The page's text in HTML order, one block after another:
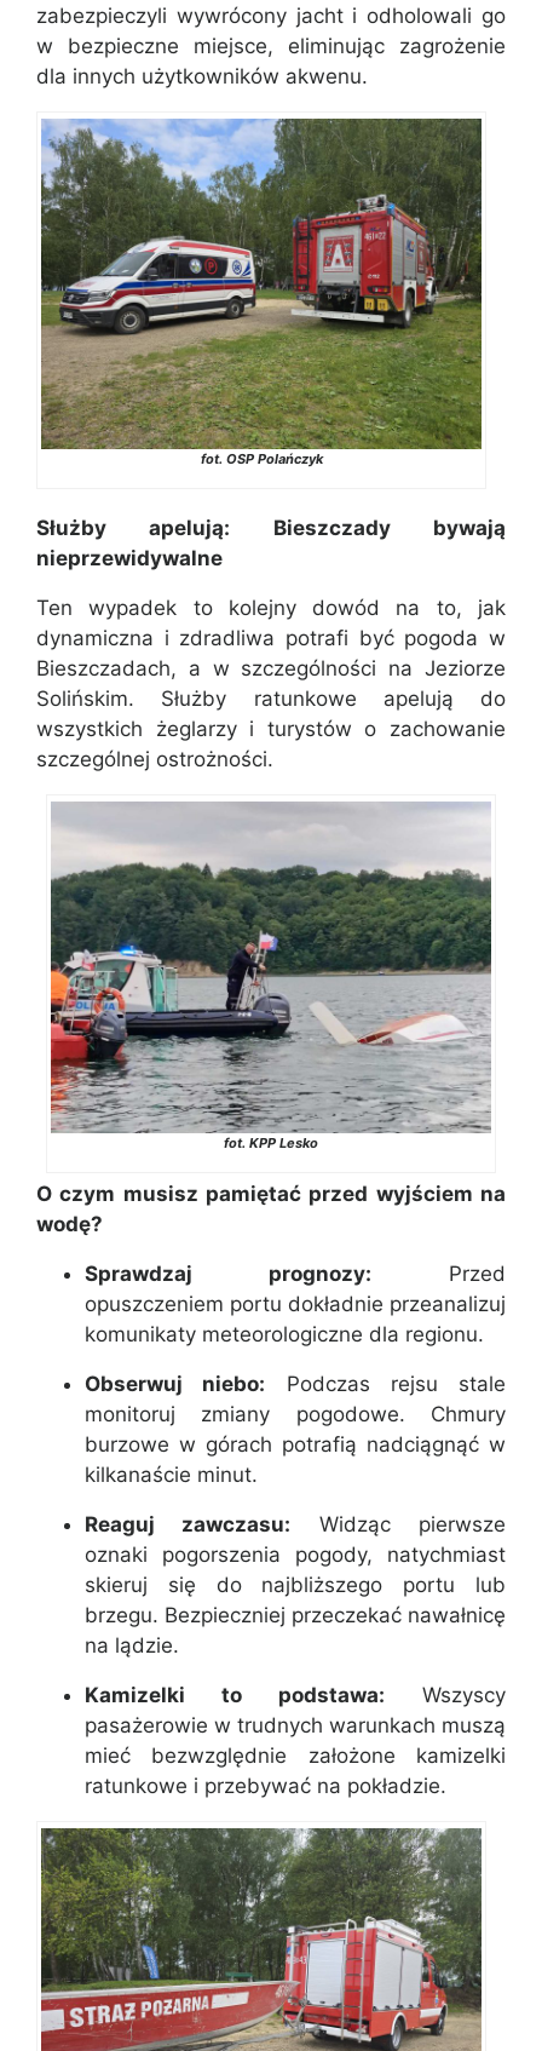
zabezpieczyli wywrócony jacht i odholowali go
w bezpieczne miejsce, eliminując zagrożenie
dla innych użytkowników akwenu.
fot. OSP Polańczyk
Służby apelują: Bieszczady bywają
nieprzewidywalne
Ten wypadek to kolejny dowód na to, jak
dynamiczna i zdradliwa potrafi być pogoda w
Bieszczadach, a w szczególności na Jeziorze
Solińskim. Służby ratunkowe apelują do
wszystkich żeglarzy i turystów o zachowanie
szczególnej ostrożności.
fot. KPP Lesko
O czym musisz pamiętać przed wyjściem na
wodę?
Sprawdzaj prognozy: Przed
opuszczeniem portu dokładnie przeanalizuj
komunikaty meteorologiczne dla regionu.
Obserwuj niebo: Podczas rejsu stale
monitoruj zmiany pogodowe. Chmury
burzowe w górach potrafią nadciągnąć w
kilkanaście minut.
Reaguj zawczasu: Widząc pierwsze
oznaki pogorszenia pogody, natychmiast
skieruj się do najbliższego portu lub
brzegu. Bezpieczniej przeczekać nawałnicę
na lądzie.
Kamizelki to podstawa: Wszyscy
pasażerowie w trudnych warunkach muszą
mieć bezwzględnie założone kamizelki
ratunkowe i przebywać na pokładzie.